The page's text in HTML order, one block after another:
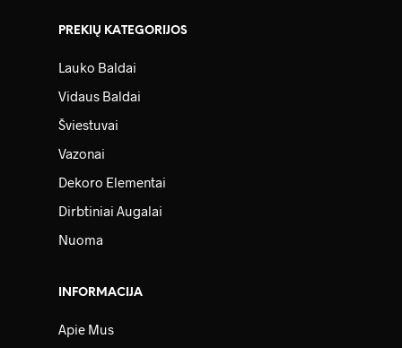
PREKIŲ KATEGORIJOS
Lauko Baldai
Vidaus Baldai
Šviestuvai
Vazonai
Dekoro Elementai
Dirbtiniai Augalai
Nuoma
INFORMACIJA
Apie Mus